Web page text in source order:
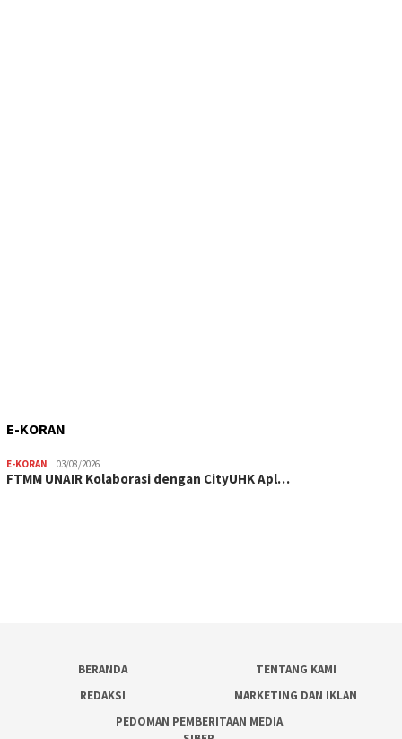
E-KORAN
E-KORAN 03/08/2026
FTMM UNAIR Kolaborasi dengan CityUHK Apl…
BERANDA
TENTANG KAMI
REDAKSI
MARKETING DAN IKLAN
PEDOMAN PEMBERITAAN MEDIA